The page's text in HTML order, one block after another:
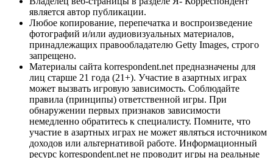
является автор публикации.
Любое копирование, перепечатка и воспроизведение
фотографий и/или аудиовизуальных материалов,
принадлежащих правообладателю Getty Images, строго
запрещено.
Материалы сайта korrespondent.net предназначены для
лиц старше 21 года (21+). Участие в азартных играх
может вызвать игровую зависимость. Соблюдайте
правила (принципы) ответственной игры. При
обнаружении первых признаков зависимости
немедленно обратитесь к специалисту. Помните, что
участие в азартных играх не может являться источником
доходов или альтернативой работе. Информационный
ресурс korrespondent.net не проводит игры на реальные